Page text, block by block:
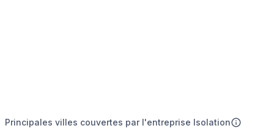
Principales villes couvertes par l'entreprise Isolation